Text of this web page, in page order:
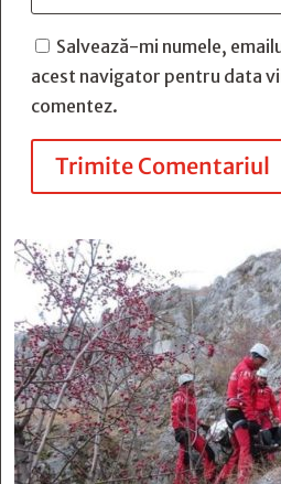
Salvează-mi numele,
acest navigator pentru data
comentez.
Trimite Comentariul